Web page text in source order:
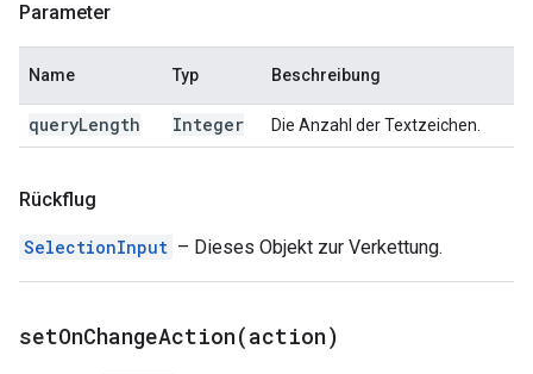
Parameter
Name Typ Beschreibung
queryLength Integer Die Anzahl der Textzeichen.
Rückflug
SelectionInput – Dieses Objekt zur Verkettung.
setOnChangeAction(action)